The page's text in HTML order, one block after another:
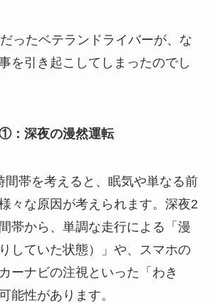
ったベテランドライバーが、な
を引き起こしてしまったのでし
：深夜の漫然運転
間帯を考えると、眠気や単なる前
々な原因が考えられます。深夜2
帯から、単調な走行による「漫
していた状態）」や、スマホの
ーナビの注視といった「わき
能性があります。